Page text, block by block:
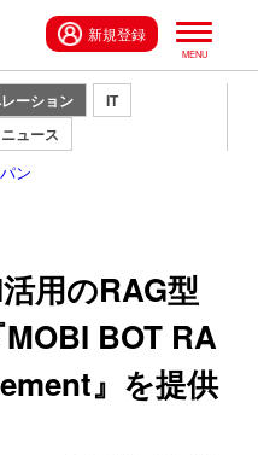
新規登録
ーション
IT
ニュース
ン
用のRAG型
BOT RA
』を提供